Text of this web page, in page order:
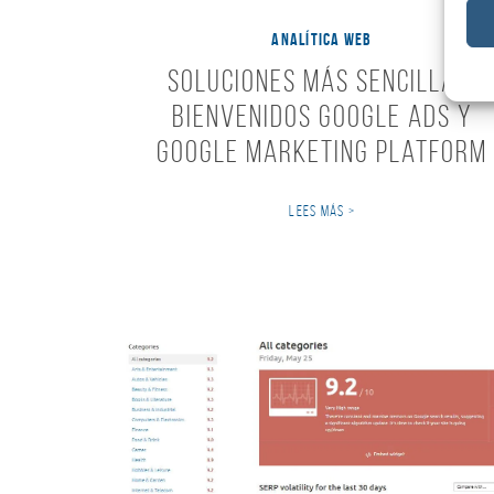
ANALÍTICA WEB
Soluciones más sencillas,
bienvenidos Google Ads y
Google Marketing Platform
LEES MÁS >